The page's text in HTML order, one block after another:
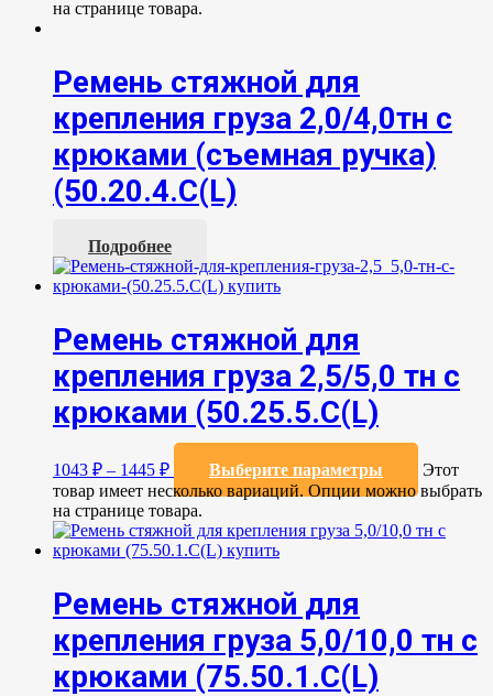
на странице товара.
Ремень стяжной для
крепления груза 2,0/4,0тн с
крюками (съемная ручка)
(50.20.4.С(L)
Подробнее
Ремень стяжной для
крепления груза 2,5/5,0 тн с
крюками (50.25.5.C(L)
1043 ₽ – 1445 ₽ Выберите параметры
Этот
товар имеет несколько вариаций. Опции можно выбрать
на странице товара.
Ремень стяжной для
крепления груза 5,0/10,0 тн с
крюками (75.50.1.C(L)